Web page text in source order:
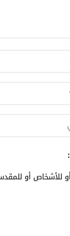
للأشخاص أو